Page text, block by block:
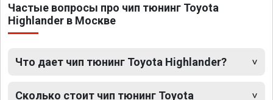
Частые вопросы про чип тюнинг Toyota
Highlander в Москве
Что дает чип тюнинг Toyota Highlander?
Сколько стоит чип тюнинг Toyota